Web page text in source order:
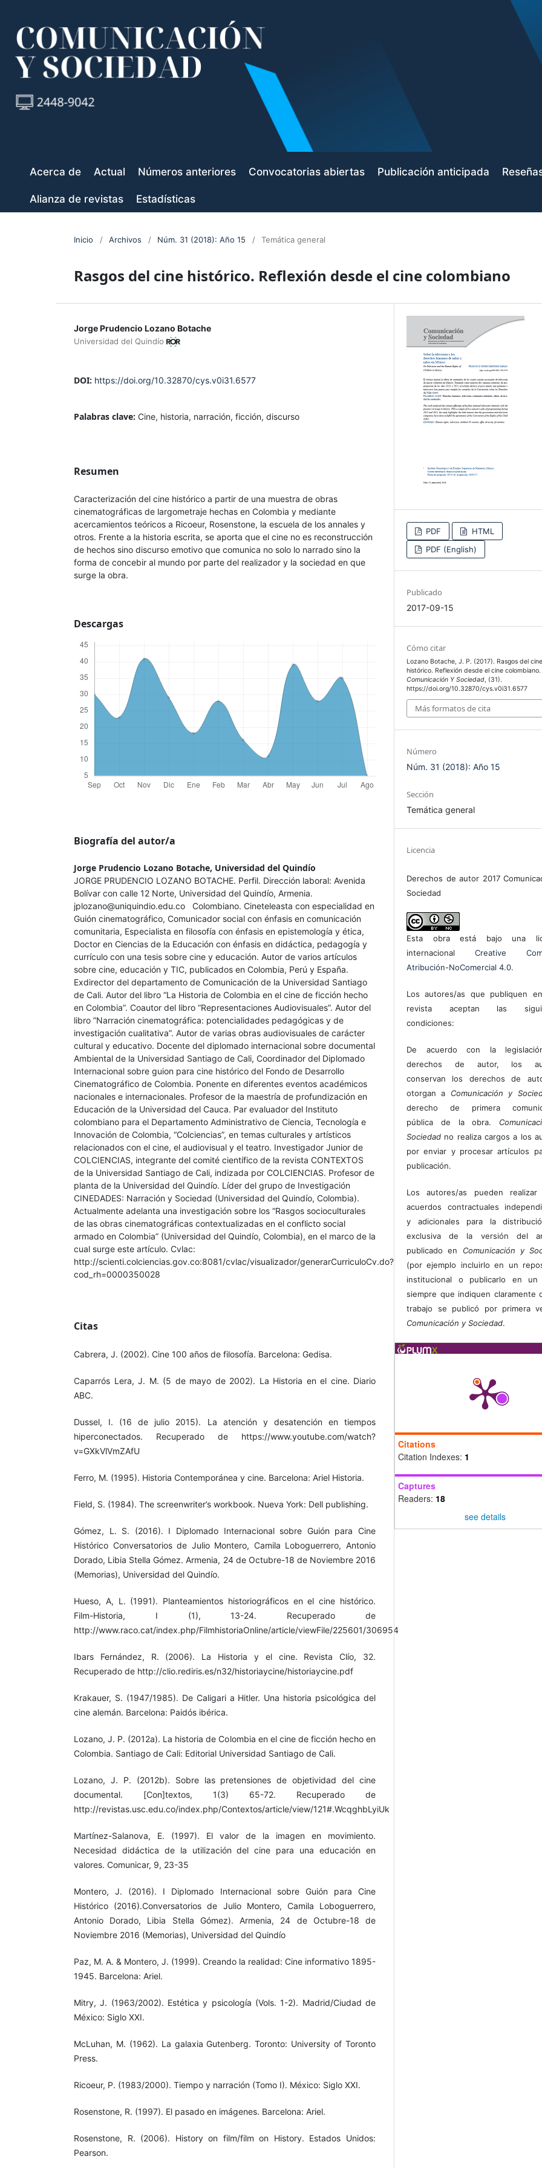
Acerca de Actual Números anteriores Convocatorias abiertas Publicación anticipada
Alianza de revistas Estadísticas
Inicio / Archivos / Núm. 31 (2018): Año 15 / Temática general
Rasgos del cine histórico. Reflexión desde el cine colombiano
Jorge Prudencio Lozano Botache
Universidad del Quindío
DOI: https://doi.org/10.32870/cys.v0i31.6577
Palabras clave: Cine, historia, narración, ficción, discurso
Resumen
Caracterización del cine histórico a partir de una muestra de obras
cinematográficas de largometraje hechas en Colombia y mediante
acercamientos teóricos a Ricoeur, Rosenstone, la escuela de los annales y
otros. Frente a la historia escrita, se aporta que el cine no es reconstrucción
de hechos sino discurso emotivo que comunica no solo lo narrado sino la
forma de concebir al mundo por parte del realizador y la sociedad en que
surge la obra.
Descargas
Biografía del autor/a
Jorge Prudencio Lozano Botache, Universidad del Quindío
JORGE PRUDENCIO LOZANO BOTACHE. Perfil. Dirección laboral: Avenida
Bolívar con calle 12 Norte, Universidad del Quindío, Armenia.
jplozano@uniquindio.edu.co Colombiano. Cineteleasta con especialidad en
Guión cinematográfico, Comunicador social con énfasis en comunicación
comunitaria, Especialista en filosofía con énfasis en epistemología y ética,
Doctor en Ciencias de la Educación con énfasis en didáctica, pedagogía y
currículo con una tesis sobre cine y educación. Autor de varios artículos
sobre cine, educación y TIC, publicados en Colombia, Perú y España.
Exdirector del departamento de Comunicación de la Universidad Santiago
de Cali. Autor del libro “La Historia de Colombia en el cine de ficción hecho
en Colombia”. Coautor del libro “Representaciones Audiovisuales”. Autor del
libro ”Narración cinematográfica: potencialidades pedagógicas y de
investigación cualitativa”. Autor de varias obras audiovisuales de carácter
cultural y educativo. Docente del diplomado internacional sobre documental
Ambiental de la Universidad Santiago de Cali, Coordinador del Diplomado
Internacional sobre guion para cine histórico del Fondo de Desarrollo
Cinematográfico de Colombia. Ponente en diferentes eventos académicos
nacionales e internacionales. Profesor de la maestría de profundización en
Educación de la Universidad del Cauca. Par evaluador del Instituto
colombiano para el Departamento Administrativo de Ciencia, Tecnología e
Innovación de Colombia, “Colciencias”, en temas culturales y artísticos
relacionados con el cine, el audiovisual y el teatro. Investigador Junior de
COLCIENCIAS, integrante del comité científico de la revista CONTEXTOS
de la Universidad Santiago de Cali, indizada por COLCIENCIAS. Profesor de
planta de la Universidad del Quindío. Líder del grupo de Investigación
CINEDADES: Narración y Sociedad (Universidad del Quindío, Colombia).
Actualmente adelanta una investigación sobre los “Rasgos socioculturales
de las obras cinematográficas contextualizadas en el conflicto social
armado en Colombia” (Universidad del Quindío, Colombia), en el marco de la
cual surge este artículo. Cvlac:
http://scienti.colciencias.gov.co:8081/cvlac/visualizador/generarCurriculoCv.do?
cod_rh=0000350028
Citas
Cabrera, J. (2002). Cine 100 años de filosofía. Barcelona: Gedisa.
Caparrós Lera, J. M. (5 de mayo de 2002). La Historia en el cine. Diario
ABC.
Dussel, I. (16 de julio 2015). La atención y desatención en tiempos
hiperconectados. Recuperado de https://www.youtube.com/watch?
v=GXkVlVmZAfU
Ferro, M. (1995). Historia Contemporánea y cine. Barcelona: Ariel Historia.
Field, S. (1984). The screenwriter’s workbook. Nueva York: Dell publishing.
Gómez, L. S. (2016). I Diplomado Internacional sobre Guión para Cine
Histórico Conversatorios de Julio Montero, Camila Loboguerrero, Antonio
Dorado, Libia Stella Gómez. Armenia, 24 de Octubre-18 de Noviembre 2016
(Memorias), Universidad del Quindío.
Hueso, A, L. (1991). Planteamientos historiográficos en el cine histórico.
Film-Historia, I (1), 13-24. Recuperado de
http://www.raco.cat/index.php/FilmhistoriaOnline/article/viewFile/225601/306954
Ibars Fernández, R. (2006). La Historia y el cine. Revista Clío, 32.
Recuperado de http://clio.rediris.es/n32/historiaycine/historiaycine.pdf
Krakauer, S. (1947/1985). De Caligari a Hitler. Una historia psicológica del
cine alemán. Barcelona: Paidós ibérica.
Lozano, J. P. (2012a). La historia de Colombia en el cine de ficción hecho en
Colombia. Santiago de Cali: Editorial Universidad Santiago de Cali.
Lozano, J. P. (2012b). Sobre las pretensiones de objetividad del cine
documental. [Con]textos, 1(3) 65-72. Recuperado de
http://revistas.usc.edu.co/index.php/Contextos/article/view/121#.WcqghbLyiUk
Martínez-Salanova, E. (1997). El valor de la imagen en movimiento.
Necesidad didáctica de la utilización del cine para una educación en
valores. Comunicar, 9, 23-35
Montero, J. (2016). I Diplomado Internacional sobre Guión para Cine
Histórico (2016).Conversatorios de Julio Montero, Camila Loboguerrero,
Antonio Dorado, Libia Stella Gómez). Armenia, 24 de Octubre-18 de
Noviembre 2016 (Memorias), Universidad del Quindío
Paz, M. A. & Montero, J. (1999). Creando la realidad: Cine informativo 1895-
1945. Barcelona: Ariel.
Mitry, J. (1963/2002). Estética y psicología (Vols. 1-2). Madrid/Ciudad de
México: Siglo XXI.
McLuhan, M. (1962). La galaxia Gutenberg. Toronto: University of Toronto
Press.
Ricoeur, P. (1983/2000). Tiempo y narración (Tomo I). México: Siglo XXI.
Rosenstone, R. (1997). El pasado en imágenes. Barcelona: Ariel.
Rosenstone, R. (2006). History on film/film on History. Estados Unidos:
Pearson.
PDF
HTML
PDF (English)
Publicado
2017-09-15
Cómo citar
Lozano Botache, J. P. (2017). Rasgos del
histórico. Reflexión desde el cine colombiano.
Comunicación Y Sociedad, (31).
https://doi.org/10.32870/cys.v0i31.6577
Más formatos de cita
Número
Núm. 31 (2018): Año 15
Sección
Temática general
Licencia
Derechos de autor 2017
Sociedad
Esta obra está bajo una
internacional Creative
Atribución-NoComercial 4.0.
Los autores/as que publiquen
revista aceptan las
condiciones:
De acuerdo con la
derechos de autor, los
conservan los derechos de
otorgan a Comunicación y
derecho de primera
pública de la obra.
Sociedad no realiza cargos a los
por enviar y procesar artículos
publicación.
Los autores/as pueden realizar
acuerdos contractuales
y adicionales para la
exclusiva de la versión del
publicado en Comunicación y
(por ejemplo incluirlo en un
institucional o publicarlo en un
siempre que indiquen claramente
trabajo se publicó por primera
Comunicación y Sociedad.
Citations
Citation Indexes: 1
Captures
Readers: 18
see details